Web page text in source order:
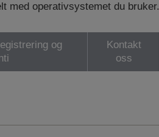
med operativsystemet du bruker.
og
Kontakt
oss